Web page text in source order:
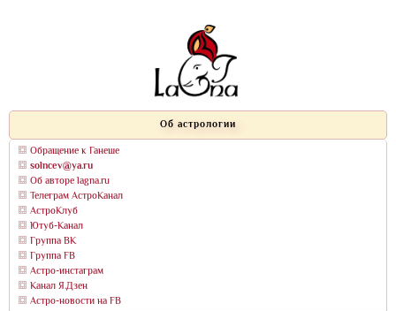
Об астрологии
Обращение к Ганеше
solncev@ya.ru
Об авторе lagna.ru
Телеграм АстроКанал
АстроКлуб
Ютуб-Канал
Группа ВК
Группа FB
Астро-инстаграм
Канал Я.Дзен
Астро-новости на FB